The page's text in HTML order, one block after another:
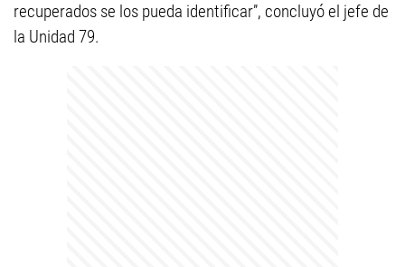
recuperados se los pueda identificar”, concluyó el jefe de
la Unidad 79.